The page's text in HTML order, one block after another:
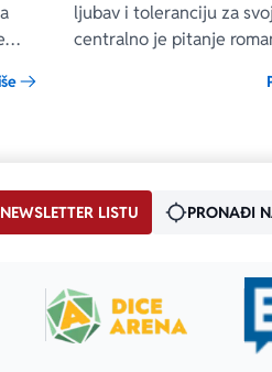
ljubav i toleranciju za
centralno je pitanje
kojem se prepliću teme
LISTU PRONAĐI